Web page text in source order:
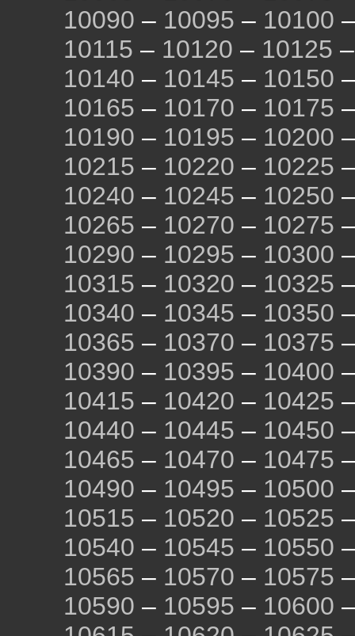
10090 – 10095 – 10100
10115 – 10120 – 10125
10140 – 10145 – 10150
10165 – 10170 – 10175
10190 – 10195 – 10200
10215 – 10220 – 10225
10240 – 10245 – 10250
10265 – 10270 – 10275
10290 – 10295 – 10300
10315 – 10320 – 10325
10340 – 10345 – 10350
10365 – 10370 – 10375
10390 – 10395 – 10400
10415 – 10420 – 10425
10440 – 10445 – 10450
10465 – 10470 – 10475
10490 – 10495 – 10500
10515 – 10520 – 10525
10540 – 10545 – 10550
10565 – 10570 – 10575
10590 – 10595 – 10600